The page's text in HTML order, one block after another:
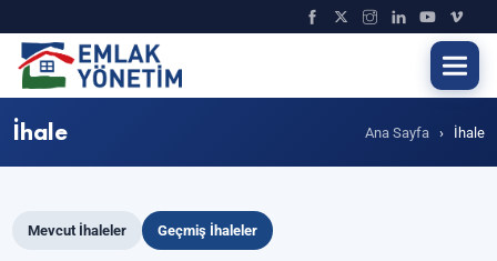
İhale Ana Sayfa › İhale
Mevcut İhaleler Geçmiş İhaleler